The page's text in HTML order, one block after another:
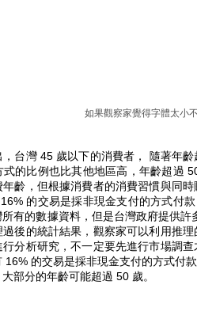
如果觀察家覺得字體太小
台灣 45 歲以下的消費者， 隨著年
的比例也比其他地區高，年齡超過
齡，但根據消費者的消費習慣與同
的交易是採非現金支付的方式付
有的數據資料，但是台灣政府提供
後的統計結果，觀察家可以利用推
分析研究，不一定要先進行市場調
16% 的交易是採非現金支付的方式付
部分的年齡可能超過 50 歲。